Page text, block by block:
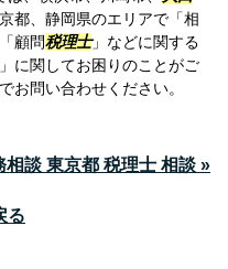
都、静岡県のエリアで「相
顧問税理士」などに関する
に関してお困りのことがご
お問い合わせください。
相談 東京都 税理士 相談 »
る